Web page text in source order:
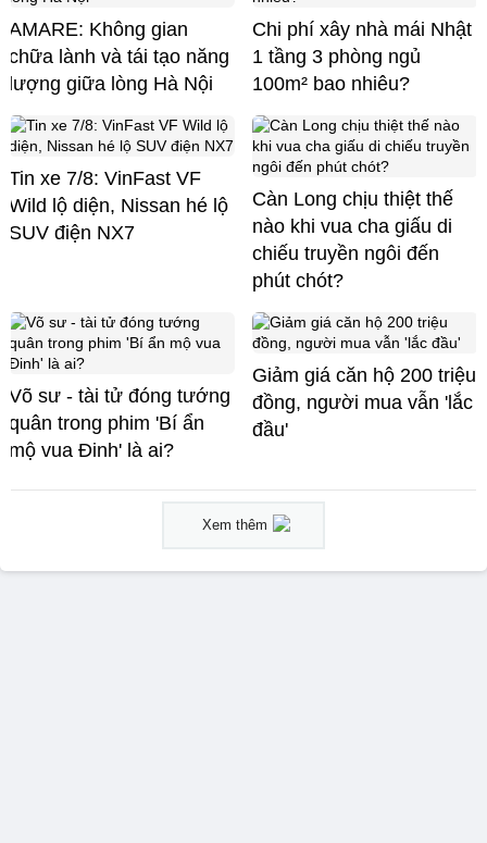
AMARE: Không gian
chữa lành và tái tạo năng
lượng giữa lòng Hà Nội
Chi phí xây nhà mái Nhật
1 tầng 3 phòng ngủ
100m² bao nhiêu?
Tin xe 7/8: VinFast VF
Wild lộ diện, Nissan hé lộ
SUV điện NX7
Càn Long chịu thiệt thế
nào khi vua cha giấu di
chiếu truyền ngôi đến
phút chót?
Võ sư - tài tử đóng tướng
quân trong phim 'Bí ẩn
mộ vua Đinh' là ai?
Giảm giá căn hộ 200 triệu
đồng, người mua vẫn 'lắc
đầu'
Xem thêm